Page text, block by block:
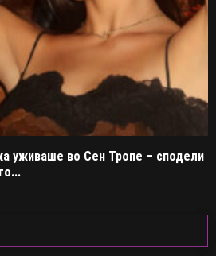
уживаше во Сен Тропе – сподели